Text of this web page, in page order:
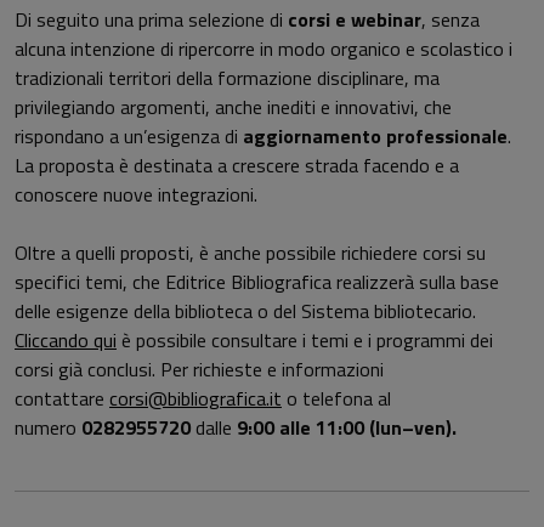
Di seguito una prima selezione di corsi e webinar, senza
alcuna intenzione di ripercorre in modo organico e scolastico i
tradizionali territori della formazione disciplinare, ma
privilegiando argomenti, anche inediti e innovativi, che
rispondano a un’esigenza di aggiornamento professionale.
La proposta è destinata a crescere strada facendo e a
conoscere nuove integrazioni.
Oltre a quelli proposti, è anche possibile richiedere corsi su
specifici temi, che Editrice Bibliografica realizzerà sulla base
delle esigenze della biblioteca o del Sistema bibliotecario.
Cliccando qui è possibile consultare i temi e i programmi dei
corsi già conclusi. Per richieste e informazioni
contattare corsi@bibliografica.it o telefona al
numero 0282955720 dalle 9:00 alle 11:00 (lun–ven).